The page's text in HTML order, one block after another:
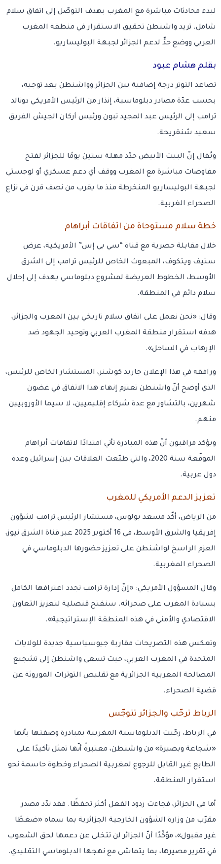
لبدء محادثات مباشرة مع المغرب بهدف التوصّل إلى اتفاق سلام
شامل. تريد واشنطن تحقيق الاستقرار في منطقة المغرب
العربي ووضع حدٍّ لدعم الجزائر لجبهة البوليساريو.
بقلم هشام عبود
تصاعد التوتر درجة إضافية بين الجزائر وواشنطن بعد توجيه،
بحسب عدّة مصادر دبلوماسية، إنذار من الرئيس الأمريكي دونالد
ترامب إلى الرئيس عبد المجيد تبون ورئيس أركان الجيش الفريق
سعيد شنقريحة.
ويُقال إنّ البيت الأبيض حدّد مهلة ستين يومًا للجزائر لفتح
مفاوضات مباشرة مع المغرب ووقف أي دعم عسكري أو لوجستي
لجبهة البوليساريو المنخرطة منذ ما يقرب من نصف قرن في نزاع
الصحراء الغربية.
خطة سلام مستوحاة من اتفاقات أبراهام
خلال مقابلة حصرية مع قناة “سي بي إس” الأمريكية، عرض
ستيف ويتكوف، المبعوث الخاص للرئيس ترامب إلى الشرق
الأوسط، الخطوط العريضة لمشروع دبلوماسي يهدف إلى إحلال
سلام دائم في المنطقة.
وقال: «نحن نعمل على اتفاق سلام تاريخي بين المغرب والجزائر،
هدفه استقرار منطقة المغرب العربي وتوحيد الجهود ضد
الإرهاب في الساحل».
ورافقه في هذا الإعلان جاريد كوشنر، المستشار الخاص للرئيس،
الذي أوضح أنّ واشنطن تعتزم إنهاء هذا الاتفاق في غضون
شهرين، بالتشاور مع عدة شركاء إقليميين، لا سيما الأوروبيين
منهم.
ويؤكد مراقبون أنّ هذه المبادرة تأتي امتدادًا لاتفاقات أبراهام
الموقّعة سنة 2020، والتي طبّعت العلاقات بين إسرائيل وعدة
دول عربية.
تعزيز الدعم الأمريكي للمغرب
من الرياض، أكّد مسعد بولوس، مستشار الرئيس ترامب لشؤون
إفريقيا والشرق الأوسط، في 16 أكتوبر 2025 عبر قناة الشرق نيوز،
العزم الراسخ لواشنطن على تعزيز حضورها الدبلوماسي في
الصحراء المغربية.
وقال المسؤول الأمريكي: «إنّ إدارة ترامب تجدد اعترافها الكامل
بسيادة المغرب على صحرائه. سنفتح قنصلية لتعزيز التعاون
الاقتصادي والأمني في هذه المنطقة الإستراتيجية».
وتعكس هذه التصريحات مقاربة جيوسياسية جديدة للولايات
المتحدة في المغرب العربي، حيث تسعى واشنطن إلى تشجيع
المصالحة المغربية الجزائرية مع تقليص التوترات الموروثة عن
قضية الصحراء.
الرباط ترحّب والجزائر تتوجّس
في الرباط، رحّبت الدبلوماسية المغربية بمبادرة وصفتها بأنها
«شجاعة وبصيرة» من واشنطن، معتبرةً أنّها تمثل تأكيدًا على
الطابع غير القابل للرجوع لمغربية الصحراء وخطوة حاسمة نحو
استقرار المنطقة.
أما في الجزائر، فجاءت ردود الفعل أكثر تحفظًا. فقد ندّد مصدر
مقرّب من وزارة الشؤون الخارجية الجزائرية بما سماه «ضغطًا
غير مقبول»، مؤكّدًا أنّ الجزائر لن تتخلى عن دعمها لحق الشعوب
في تقرير مصيرها، بما يتماشى مع نهجها الدبلوماسي التقليدي.